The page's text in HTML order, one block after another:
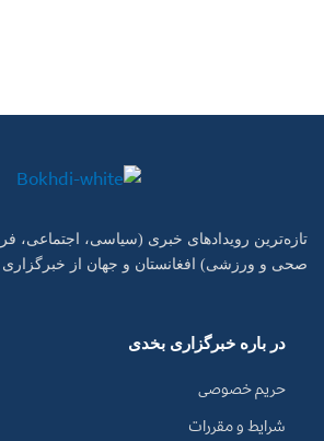
تازه‌ترین رویدادهای خبری (سیاسی، اجتماعی،
صحی و ورزشی) افغانستان و جهان از خبرگزاری
در باره خبرگزاری بخدی
حریم خصوصی
شرایط و مقررات